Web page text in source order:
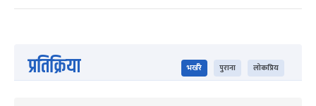
प्रतिक्रिया भर्खरै पुराना लोकप्रिय